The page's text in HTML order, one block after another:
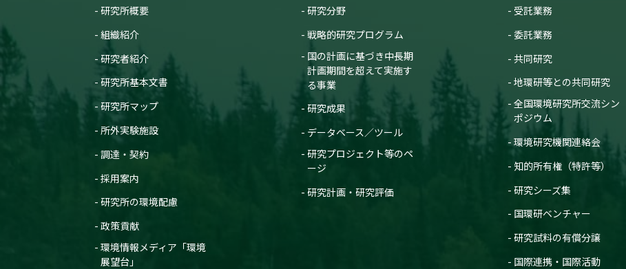
研究所概要
組織紹介
研究者紹介
研究所基本文書
研究所マップ
所外実験施設
調達・契約
採用案内
研究所の環境配慮
政策貢献
環境情報メディア「環境
展望台」
研究分野
戦略的研究プログラム
国の計画に基づき中長期
計画期間を超えて実施す
る事業
研究成果
データベース／ツール
研究プロジェクト等のペ
ージ
研究計画・研究評価
受託業務
委託業務
共同研究
地環研等との共同研究
全国環境研究所交流シン
ポジウム
環境研究機関連絡会
知的所有権（特許等）
研究シーズ集
国環研ベンチャー
研究試料の有償分譲
国際連携・国際活動